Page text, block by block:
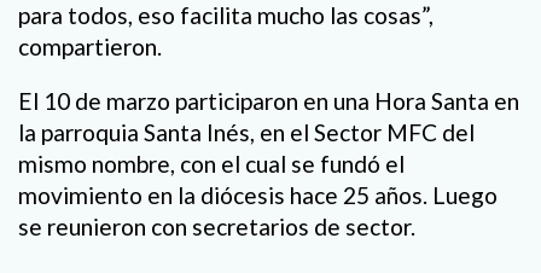
para todos, eso facilita mucho las cosas”,
compartieron.
El 10 de marzo participaron en una Hora Santa en
la parroquia Santa Inés, en el Sector MFC del
mismo nombre, con el cual se fundó el
movimiento en la diócesis hace 25 años. Luego
se reunieron con secretarios de sector.